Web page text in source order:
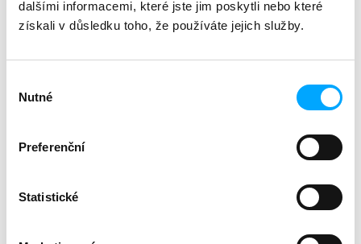
dalšími informacemi, které jste jim poskytli nebo které
získali v důsledku toho, že používáte jejich služby.
souhlasu
Nutné
Preferenční
Statistické
Záznam webináře (90 min) vč. PDF verze prezentace.
V rámci webináře se seznámíme s nejčastěji
chovanými druhy hadů u nás. Vysvětlíme, jak určit
odebrat krev. Probereme celou řadu nosologických
jednotek, které si představíme na konkrétních
neposlední řadě si povíme i něco málo o vhodných
chovatelských podmínkách (z pohledu veterinárního
a středních